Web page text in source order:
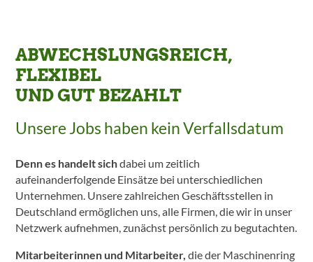
ABWECHSLUNGSREICH,
FLEXIBEL
UND GUT BEZAHLT
Unsere Jobs haben kein Verfallsdatum
Denn es handelt sichdabei um zeitlich
aufeinanderfolgende Einsätze bei unterschiedlichen
Unternehmen. Unsere zahlreichen Geschäftsstellen in
Deutschland ermöglichen uns, alle Firmen, die wir in unser
Netzwerk aufnehmen, zunächst persönlich zu begutachten.
Mitarbeiterinnen und Mitarbeiter, die der Maschinenring